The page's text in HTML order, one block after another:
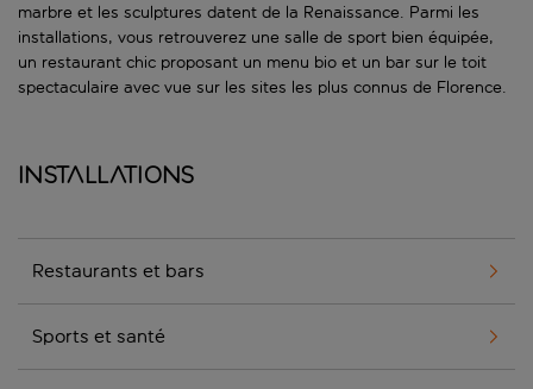
marbre et les sculptures datent de la Renaissance. Parmi les
installations, vous retrouverez une salle de sport bien équipée,
un restaurant chic proposant un menu bio et un bar sur le toit
spectaculaire avec vue sur les sites les plus connus de Florence.
Installations
Restaurants et bars
Sports et santé